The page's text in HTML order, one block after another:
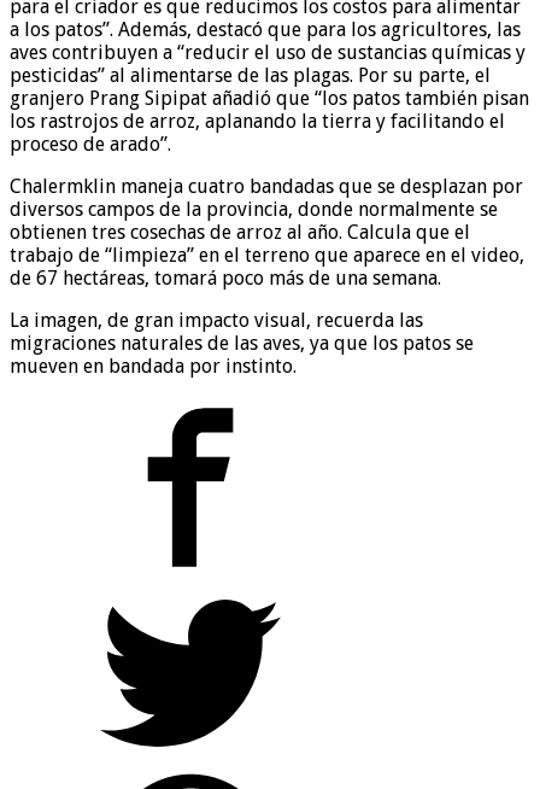
para el criador es que reducimos los costos para alimentar
a los patos”. Además, destacó que para los agricultores, las
aves contribuyen a “reducir el uso de sustancias químicas y
pesticidas” al alimentarse de las plagas. Por su parte, el
granjero Prang Sipipat añadió que “los patos también pisan
los rastrojos de arroz, aplanando la tierra y facilitando el
proceso de arado”.
Chalermklin maneja cuatro bandadas que se desplazan por
diversos campos de la provincia, donde normalmente se
obtienen tres cosechas de arroz al año. Calcula que el
trabajo de “limpieza” en el terreno que aparece en el video,
de 67 hectáreas, tomará poco más de una semana.
La imagen, de gran impacto visual, recuerda las
migraciones naturales de las aves, ya que los patos se
mueven en bandada por instinto.